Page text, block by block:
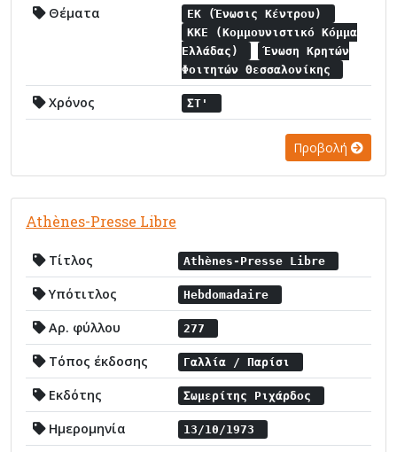
Θέματα
ΕΚ (Ένωσις Κέντρου)
ΚΚΕ (Κομμουνιστικό Κόμμα
Ελλάδας)
Ένωση Κρητών
Φοιτητών Θεσσαλονίκης
Χρόνος ΣΤ'
Προβολή
Athènes-Presse Libre
Τίτλος Athènes-Presse Libre
Υπότιτλος Hebdomadaire
Αρ. φύλλου 277
Τόπος έκδοσης Γαλλία / Παρίσι
Εκδότης Σωμερίτης Ριχάρδος
Ημερομηνία 13/10/1973